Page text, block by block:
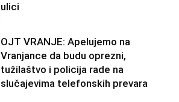
ulici
OJT VRANJE: Apelujemo na
Vranjance da budu oprezni,
tužilaštvo i policija rade na
slučajevima telefonskih prevara